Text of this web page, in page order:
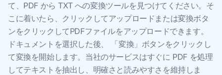
て、PDF から TXT への変換ツールを見つけてください。そ
こに着いたら、クリックしてアップロードまたは変換ボタ
ンをクリックしてPDFファイルをアップロードできます。
ドキュメントを選択した後、 「変換」ボタンをクリックし
て変換を開始します。当社のサービスはすぐに PDF を処理
してテキストを抽出し、明確さと読みやすさを維持しま